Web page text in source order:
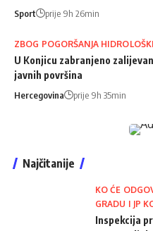
Sport prije 9h 26min
ZBOG POGORŠANJA
U Konjicu zabranjeno
javnih površina
Hercegovina prije 9h 35min
Najčitanije
KO ĆE
GRADU I JP
Inspekcija